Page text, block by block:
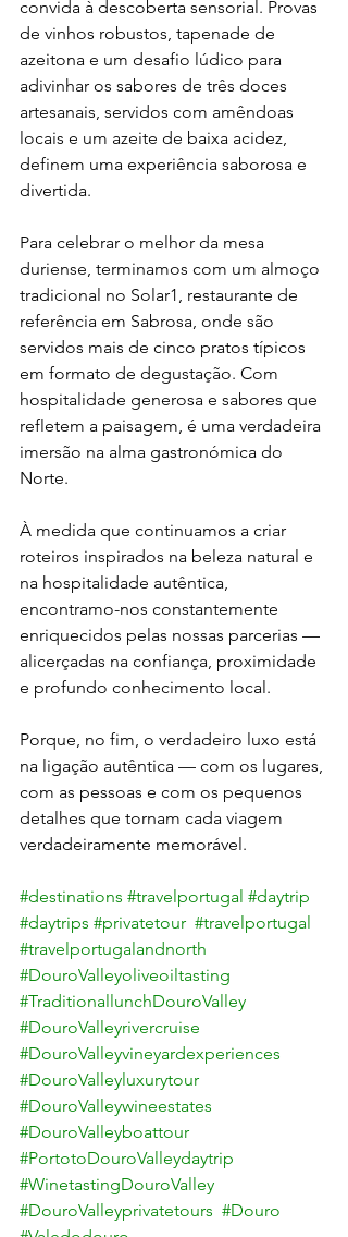
convida à descoberta sensorial. Provas
de vinhos robustos, tapenade de
azeitona e um desafio lúdico para
adivinhar os sabores de três doces
artesanais, servidos com amêndoas
locais e um azeite de baixa acidez,
definem uma experiência saborosa e
divertida.
Para celebrar o melhor da mesa
duriense, terminamos com um almoço
tradicional no Solar1, restaurante de
referência em Sabrosa, onde são
servidos mais de cinco pratos típicos
em formato de degustação. Com
hospitalidade generosa e sabores que
refletem a paisagem, é uma verdadeira
imersão na alma gastronómica do
Norte.
À medida que continuamos a criar
roteiros inspirados na beleza natural e
na hospitalidade autêntica,
encontramo-nos constantemente
enriquecidos pelas nossas parcerias —
alicerçadas na confiança, proximidade
e profundo conhecimento local.
Porque, no fim, o verdadeiro luxo está
na ligação autêntica — com os lugares,
com as pessoas e com os pequenos
detalhes que tornam cada viagem
verdadeiramente memorável.
#destinations #travelportugal #daytrip
#daytrips #privatetour #travelportugal
#travelportugalandnorth
#DouroValleyoliveoiltasting
#TraditionallunchDouroValley
#DouroValleyrivercruise
#DouroValleyvineyardexperiences
#DouroValleyluxurytour
#DouroValleywineestates
#DouroValleyboattour
#PortotoDouroValleydaytrip
#WinetastingDouroValley
#DouroValleyprivatetours #Douro